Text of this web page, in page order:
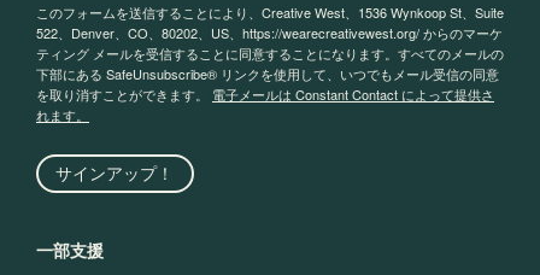
このフォームを送信することにより、Creative West、1536 Wynkoop St、Suite
522、Denver、CO、80202、US、https://wearecreativewest.org/ からのマーケ
ティング メールを受信することに同意することになります。すべてのメールの
下部にある SafeUnsubscribe® リンクを使用して、いつでもメール受信の同意
を取り消すことができます。 電子メールは Constant Contact によって提供さ
れます。
サインアップ！
一部支援